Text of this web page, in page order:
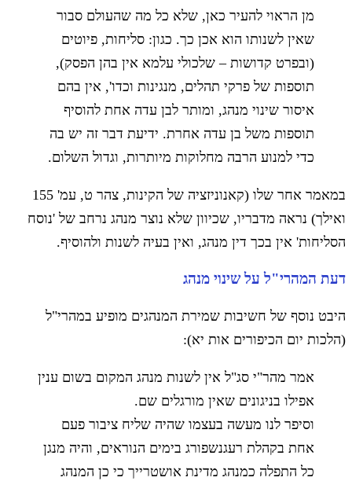
מן הראוי להעיר כאן, שלא כל מה שהעולם סבור
שאין לשנותו הוא אכן כך. כגון: סליחות, פיוטים
(ובפרט קדושות – שלכולי עלמא אין בהן הפסק),
תוספות של פרקי תהלים, מנגינות וכדו', אין בהם
איסור שינוי מנהג, ומותר לבן עדה אחת להוסיף
תוספות משל בן עדה אחרת. ידיעת דבר זה יש בה
כדי למנוע הרבה מחלוקות מיותרות, וגדול השלום.
במאמר אחר שלו (קאנוניזציה של הקינות, צהר ט, עמ' 155
ואילך) נראה מדבריו, שכיוון שלא נוצר מנהג נרחב של 'נוסח
הסליחות' אין בכך דין מנהג, ואין בעיה לשנות ולהוסיף.
דעת המהרי"ל על שינוי מנהג
היבט נוסף של חשיבות שמירת המנהגים מופיע במהרי"ל
(הלכות יום הכיפורים אות יא):
אמר מהר"י סג"ל אין לשנות מנהג המקום בשום ענין
אפילו בניגונים שאין מורגלים שם.
וסיפר לנו מעשה בעצמו שהיה שליח ציבור פעם
אחת בקהלת רעגנשפורג בימים הנוראים, והיה מנגן
כל התפלה כמנהג מדינת אושטרייך כי כן המנהג